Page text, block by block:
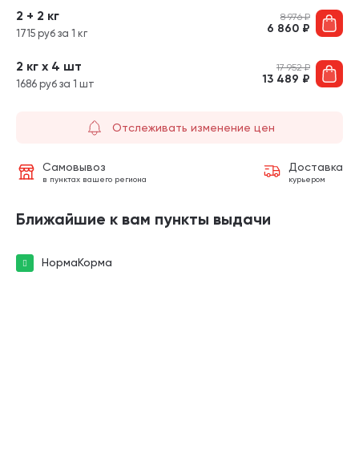
2 + 2 кг
1715 руб за 1 кг
8 976₽
6 860 ₽
2 кг х 4 шт
1686 руб за 1 шт
17 952₽
13 489 ₽
Отслеживать изменение цен
Самовывоз
в пунктах вашего региона
Доставка
курьером
Ближайшие к вам пункты выдачи
НормаКорма